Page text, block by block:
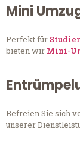
Mini
Perfekt für
bieten wir Mini-
Befreien Sie sich
unserer